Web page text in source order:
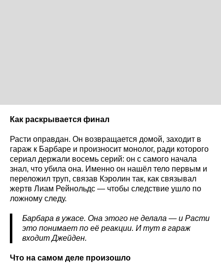
Как раскрывается финал
Расти оправдан. Он возвращается домой, заходит в
гараж к Барбаре и произносит монолог, ради которого
сериал держали восемь серий: он с самого начала
знал, что убила она. Именно он нашёл тело первым и
переложил труп, связав Кэролин так, как связывал
жертв Лиам Рейнольдс — чтобы следствие ушло по
ложному следу.
Барбара в ужасе. Она этого не делала — и Расти
это понимает по её реакции. И тут в гараж
входит Джейден.
Что на самом деле произошло